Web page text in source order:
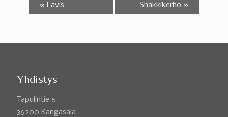
« Lavis Shakkikerho »
Yhdistys
Tapulintie 6
36200 Kangasala